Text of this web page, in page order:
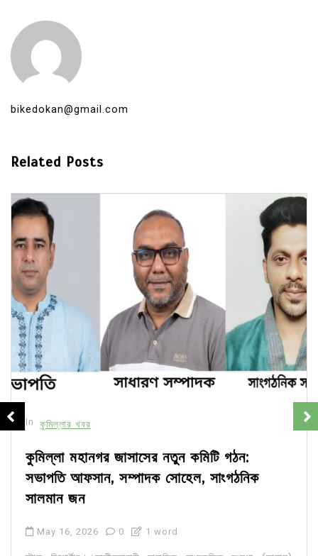
bikedokan@gmail.com
Related Posts
In কুমিল্লার খবর
কুমিল্লা মহানগর জাসাসের নতুন কমিটি গঠন:
সভাপতি আফসান, সম্পাদক সোহেল, সাংগঠনিক
সালমান জন
May 16, 2026 0 1 word